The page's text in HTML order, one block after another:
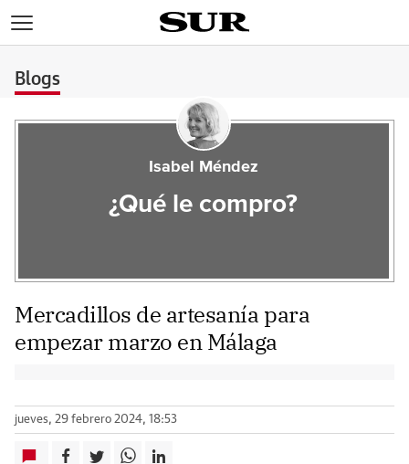
Blogs
Isabel Méndez
¿Qué le compro?
Mercadillos de artesanía para
empezar marzo en Málaga
jueves, 29 febrero 2024, 18:53